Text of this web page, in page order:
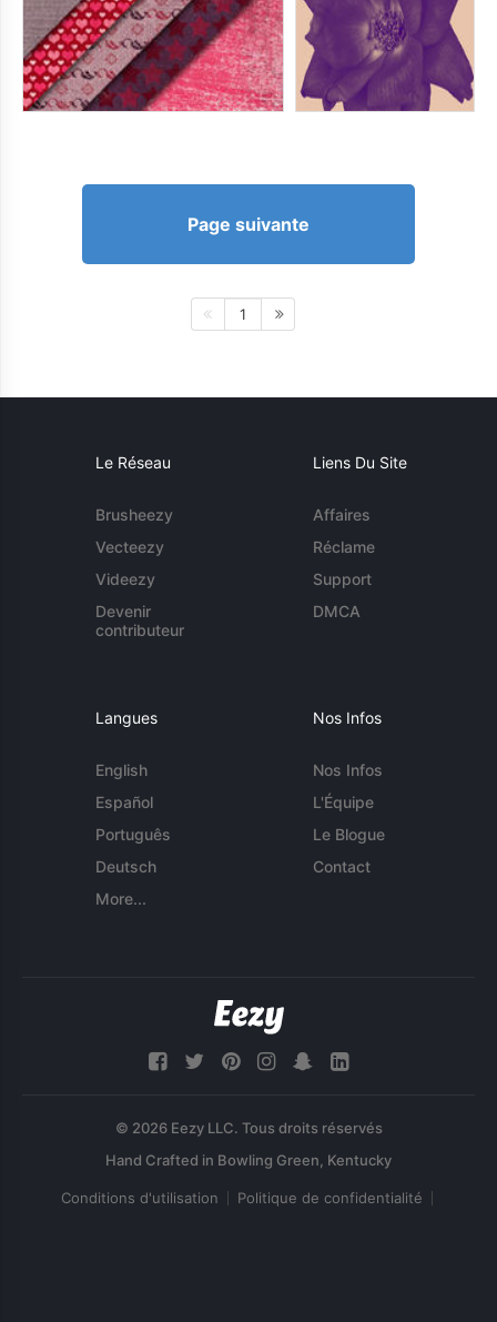
Page suivante
1
Le Réseau
Brusheezy
Vecteezy
Videezy
Devenir
contributeur
Liens Du Site
Affaires
Réclame
Support
DMCA
Langues
English
Español
Português
Deutsch
More...
Nos Infos
Nos Infos
L'Équipe
Le Blogue
Contact
© 2026 Eezy LLC. Tous droits réservés
Conditions d'utilisation Politique de confidentialité